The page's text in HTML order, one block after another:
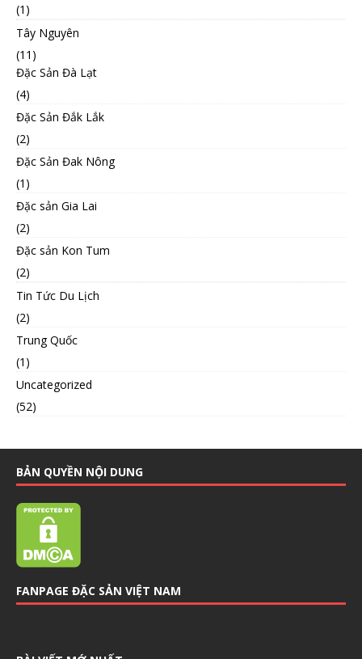
(1)
Tây Nguyên
(11)
Đặc Sản Đà Lạt
(4)
Đặc Sản Đắk Lắk
(2)
Đặc Sản Đak Nông
(1)
Đặc sản Gia Lai
(2)
Đặc sản Kon Tum
(2)
Tin Tức Du Lịch
(2)
Trung Quốc
(1)
Uncategorized
(52)
BẢN QUYỀN NỘI DUNG
FANPAGE ĐẶC SẢN VIỆT NAM